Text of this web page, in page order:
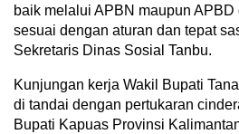
baik melalui APBN maupun
sesuai dengan aturan dan tepat
Sekretaris Dinas Sosial Tanbu.
Kunjungan kerja Wakil Bupati
di tandai dengan pertukaran
Bupati Kapuas Provinsi